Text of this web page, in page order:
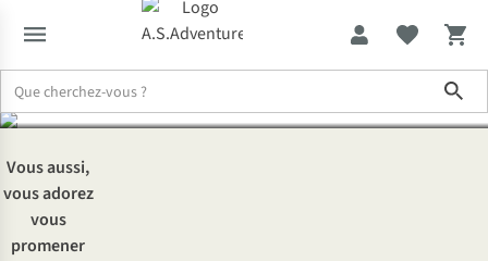
chien
Vous aussi,
vous adorez
vous
promener